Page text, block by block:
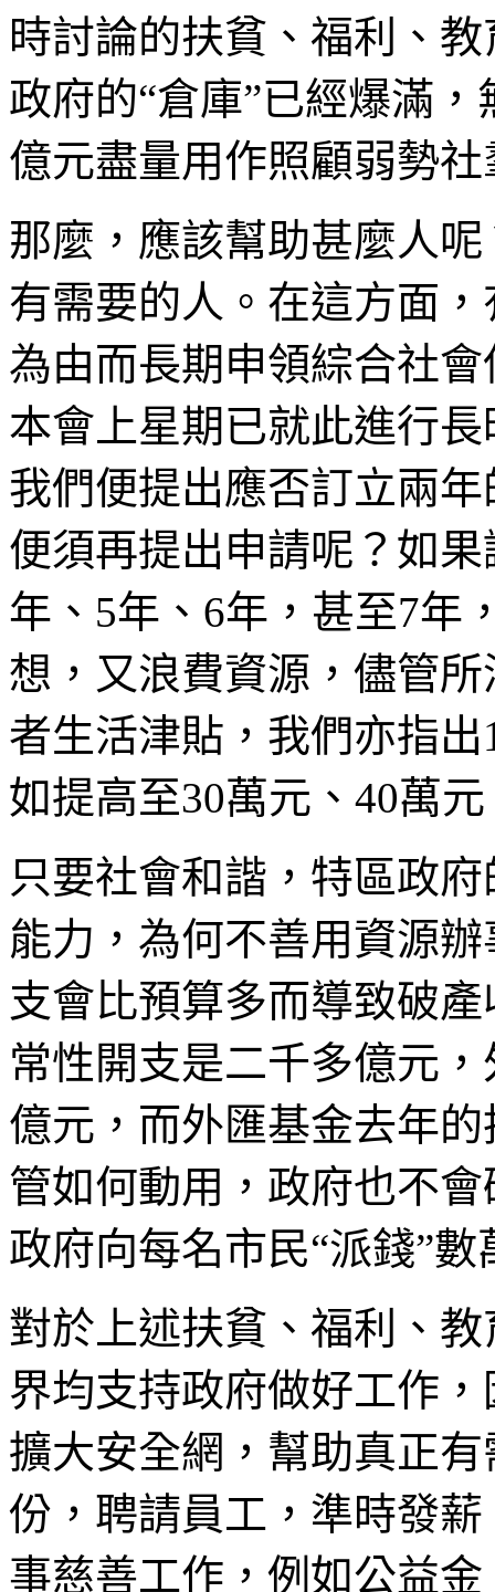
時討論的扶貧、福利、
政府的“倉庫”已經爆滿
億元盡量用作照顧弱勢社
那麼，應該幫助甚麼人
有需要的人。在這方面
為由而長期申領綜合社
本會上星期已就此進行
我們便提出應否訂立兩
便須再提出申請呢？如
年、5年、6年，甚至7年
想，又浪費資源，儘管
者生活津貼，我們亦指
如提高至30萬元、40萬
只要社會和諧，特區政
能力，為何不善用資源
支會比預算多而導致破
常性開支是二千多億元
億元，而外匯基金去年
管如何動用，政府也不
政府向每名市民“派錢”數
對於上述扶貧、福利、
界均支持政府做好工作
擴大安全網，幫助真正
份，聘請員工，準時發
事慈善工作，例如公益